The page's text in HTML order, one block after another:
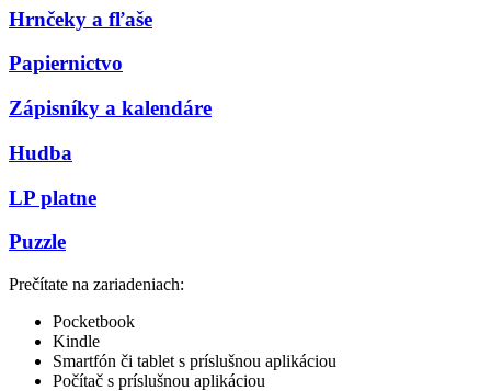
Hrnčeky a fľaše
Papiernictvo
Zápisníky a kalendáre
Hudba
LP platne
Puzzle
Prečítate na zariadeniach:
Pocketbook
Kindle
Smartfón či tablet s príslušnou aplikáciou
Počítač s príslušnou aplikáciou